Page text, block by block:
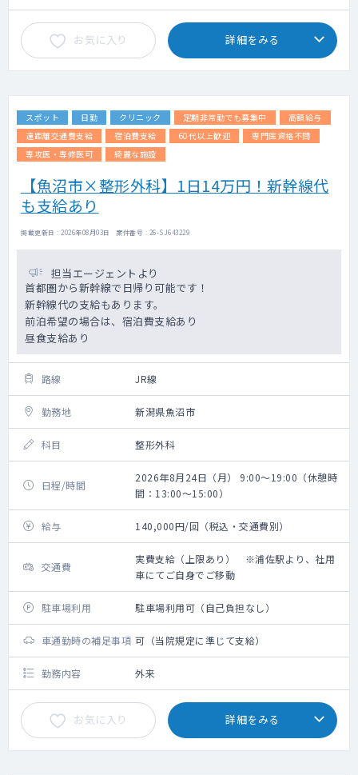
お気に入り 詳細をみる
スポット 日勤 クリニック 定期非常勤でも募集中
高額給与
遠距離交通費支給
宿泊費支給 60代以上歓迎
専門医資格不問
専攻医・専修医可
綺麗な施設
【魚沼市×整形外科】1日14万円！新幹線代
も支給あり
掲載更新日 : 2026年08月03日 案件番号 : 26-SJ643229
担当エージェントより
首都圏から新幹線で日帰り可能です！
新幹線代の支給もあります。
前泊希望の場合は、宿泊費支給あり
昼食支給あり
路線 JR線
勤務地 新潟県魚沼市
科目 整形外科
日程/時間
2026年8月24日（月） 9:00～19:00（休憩時
間：13:00～15:00）
給与 140,000円/回（税込・交通費別）
交通費
実費支給（上限あり） ※浦佐駅より、社用
車にてご自身でご移動
駐車場利用 駐車場利用可（自己負担なし）
車通勤時の補足事項 可（当院規定に準じて支給）
勤務内容 外来
お気に入り 詳細をみる